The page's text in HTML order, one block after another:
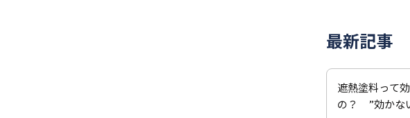
最新記事
遮熱塗料って
の？ ”効かな